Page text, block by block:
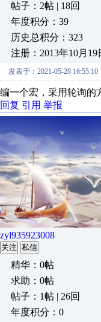
帖子：2帖 | 18回
年度积分：39
历史总积分：323
注册：2013年10月19
发表于：2021-05-28 16:55:10
编一个宏，采用轮询的
回复 引用 举报
zyl935923008
关注 私信
精华：0帖
求助：0帖
帖子：1帖 | 26回
年度积分：0